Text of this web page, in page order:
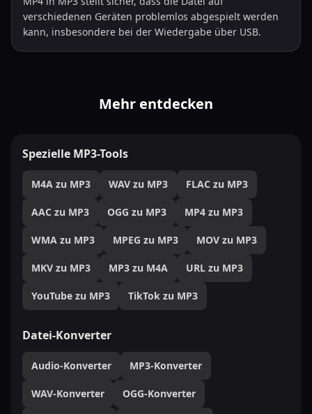
verschiedenen Geräten problemlos abgespielt werden
kann, insbesondere bei der Wiedergabe über USB.
Mehr entdecken
Spezielle MP3-Tools
M4A zu MP3 WAV zu MP3 FLAC zu MP3
AAC zu MP3 OGG zu MP3 MP4 zu MP3
WMA zu MP3 MPEG zu MP3 MOV zu MP3
MKV zu MP3 MP3 zu M4A URL zu MP3
YouTube zu MP3 TikTok zu MP3
Datei-Konverter
Audio-Konverter MP3-Konverter
WAV-Konverter OGG-Konverter